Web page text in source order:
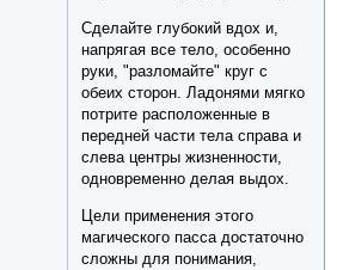
Сделайте глубокий вдох и,
напрягая все тело, особенно
руки, "разломайте" круг с
обеих сторон. Ладонями мягко
потрите расположенные в
передней части тела справа и
слева центры жизненности,
одновременно делая выдох.
Цели применения этого
магического пасса достаточно
сложны для понимания,